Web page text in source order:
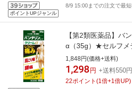
ポイントUPジャンル
8/9 15:00までの注文で最
【第2類医薬品】バ
α（35g）★セルフメ
品KOWA｜興和
1,848円(価格+送料)
1,298 円 +送料550円
22ポイント (1倍+1倍UP)